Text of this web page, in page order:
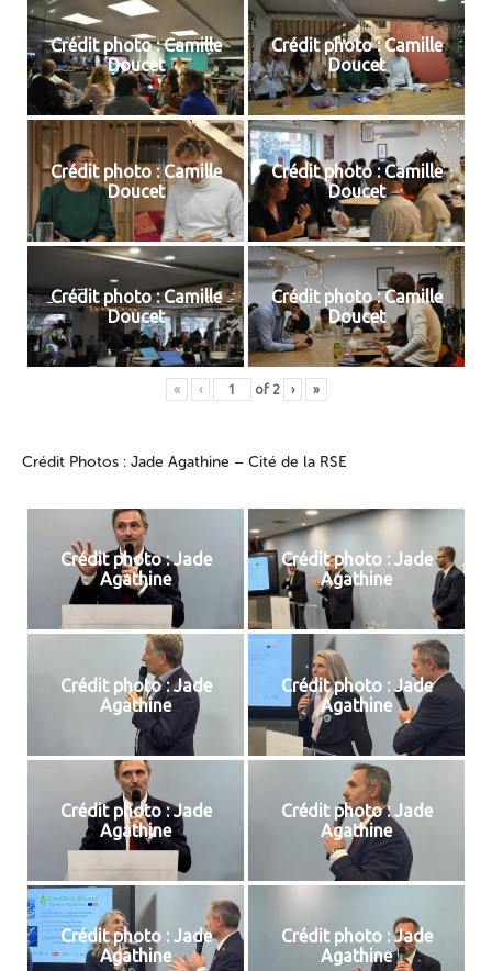
Crédit photo : Camille
Doucet
Crédit photo : Camille
Doucet
Crédit photo : Camille
Doucet
Crédit photo : Camille
Doucet
Crédit photo : Camille
Doucet
Crédit photo : Camille
Doucet
« ‹ of 2 › »
Crédit Photos : Jade Agathine – Cité de la RSE
Crédit photo : Jade
Agathine
Crédit photo : Jade
Agathine
Crédit photo : Jade
Agathine
Crédit photo : Jade
Agathine
Crédit photo : Jade
Agathine
Crédit photo : Jade
Agathine
Crédit photo : Jade
Agathine
Crédit photo : Jade
Agathine